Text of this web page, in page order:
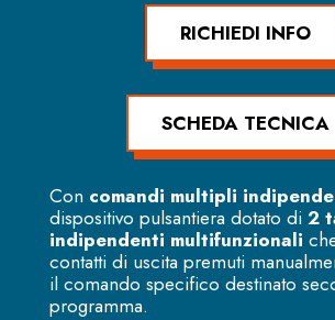
RICHIEDI INFO
SCHEDA TECNICA
Con comandi multipli
dispositivo pulsantiera dotato di 2
indipendenti multifunzionali
contatti di uscita premuti
il comando specifico destinato
programma.